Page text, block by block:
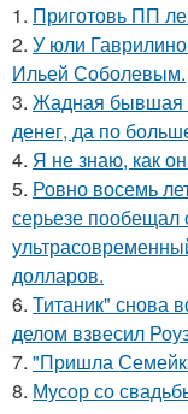
1. Приготовь ПП
2. У юли
Ильей Соболевым.
3. Жадная бывшая
денег, да по
4. Я не знаю, как
5. Ровно восемь
серьезе пообещал
долларов.
6. Титаник" снова
делом взвесил
7. "Пришла
8. Мусор со